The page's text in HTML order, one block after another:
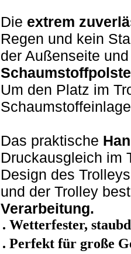
Die extrem
Regen und kein
der Außenseite
Um den Platz im
Das praktische
Druckausgleich im
Design des
und der Trolley
Verarbeitung.
Wetterfester,
Perfekt für große